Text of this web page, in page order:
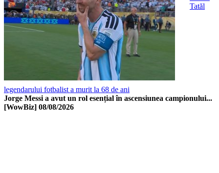
Tatăl
legendarului fotbalist a murit la 68 de ani
Jorge Messi a avut un rol esențial în ascensiunea campionului...
[WowBiz] 08/08/2026